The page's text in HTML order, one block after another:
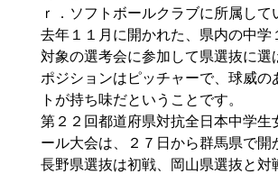
ｒ．ソフトボールクラブに所属して
去年１１月に開かれた、県内の中学
対象の選考会に参加して県選抜に選
ポジションはピッチャーで、球威の
トが持ち味だということです。
第２２回都道府県対抗全日本中学生
ール大会は、２７日から群馬県で開
長野県選抜は初戦、岡山県選抜と対